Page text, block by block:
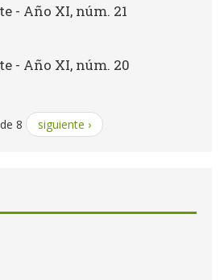
- Año XI, núm. 21
- Año XI, núm. 20
8 siguiente ›